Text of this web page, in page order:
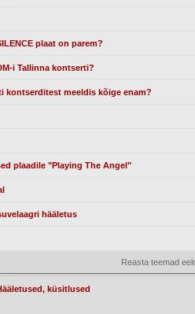
plaat on parem?
i Tallinna kontserti?
kontserditest meeldis kõige enam?
plaadile "Playing The Angel"
hääletus
Reasta teemad
küsitlused